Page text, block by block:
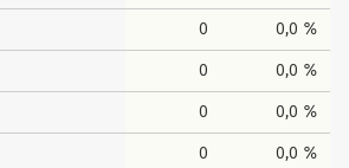
0 0,0 %
0 0,0 %
0 0,0 %
0 0,0 %